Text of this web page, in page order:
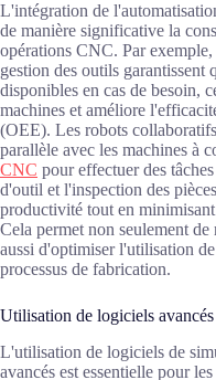
L'intégration de
de manière significative la
opérations CNC. Par exemple,
gestion des outils garantissent
disponibles en cas de besoin,
machines et améliore
(OEE). Les robots
parallèle avec les machines à
CNC pour effectuer des
d'outil et l'inspection des
productivité tout en
Cela permet non seulement
aussi d'optimiser l'utilisation
processus de fabrication.
Utilisation de logiciels avancés
L'utilisation de logiciels de
avancés est essentielle pour